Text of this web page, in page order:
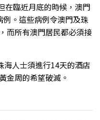
在臨近月底的時候，澳門
。這些病例令澳門及珠
而所有澳門居民都必須接
海人士須進行14天的酒店
金周的希望破滅。